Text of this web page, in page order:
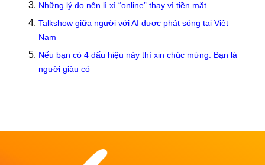
Những lý do nên lì xì “online” thay vì tiền mặt
Talkshow giữa người với AI được phát sóng tại Việt
Nam
Nếu bạn có 4 dấu hiệu này thì xin chúc mừng: Bạn là
người giàu có